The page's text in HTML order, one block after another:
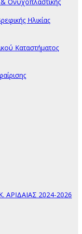
Ηλικίας
Καταστήματος
ΑΡΙΔΑΙΑΣ 2024-2026